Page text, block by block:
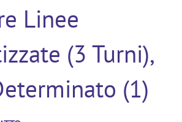
Linee
(3 Turni),
(1)